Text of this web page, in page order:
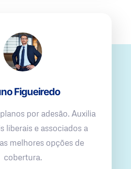
Figueiredo
por adesão. Auxilia
liberais e associados a
melhores opções de
cobertura.